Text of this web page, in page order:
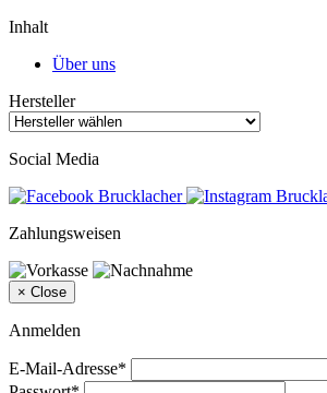
Inhalt
Über uns
Hersteller
Social Media
Zahlungsweisen
× Close
Anmelden
E-Mail-Adresse*